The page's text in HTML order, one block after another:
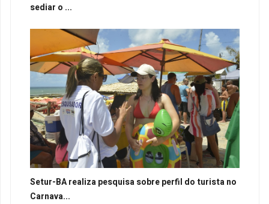
sediar o ...
Setur-BA realiza pesquisa sobre perfil do turista no
Carnava...